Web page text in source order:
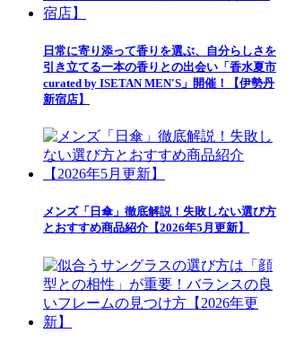
日常に寄り添って香りを選ぶ、自分らしさを
引き立てる一本の香りとの出会い「香水夏市
curated by ISETAN MEN'S」開催！【伊勢丹
新宿店】
メンズ「日傘」徹底解説！失敗しない選び方
とおすすめ商品紹介【2026年5月更新】